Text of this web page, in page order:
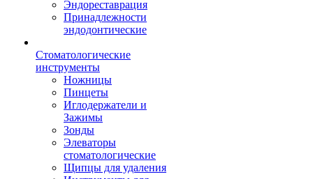
Эндореставрация
Принадлежности
эндодонтические
Стоматологические
инструменты
Ножницы
Пинцеты
Иглодержатели и
Зажимы
Зонды
Элеваторы
стоматологические
Щипцы для удаления